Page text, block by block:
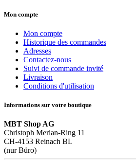
Mon compte
Mon compte
Historique des commandes
Adresses
Contactez-nous
Suivi de commande invité
Livraison
Conditions d'utilisation
Informations sur votre boutique
MBT Shop AG
Christoph Merian-Ring 11
CH-4153 Reinach BL
(nur Büro)